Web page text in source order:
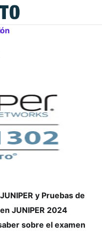
y Pruebas de
JUNIPER 2024
sobre el examen